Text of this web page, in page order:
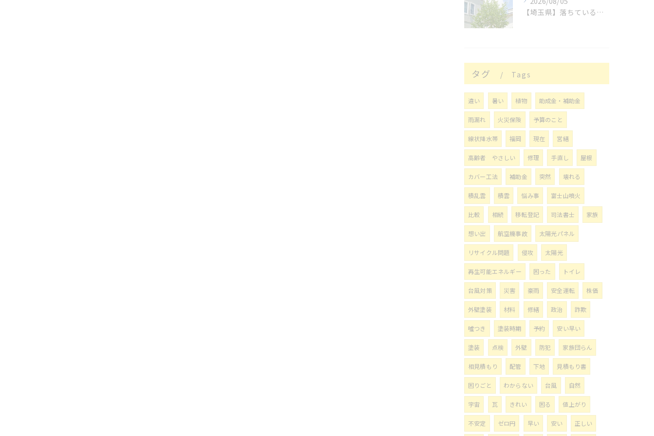
【埼玉県】落ちているもの
タグ Tags
違い 暑い 植物 助成金・補助金
雨漏れ 火災保険 予算のこと
線状降水帯 福岡 現在 営繕
高齢者 やさしい 修理 手直し 屋根
カバー工法 補助金 突然 壊れる
積乱雲 積雲 悩み事 富士山噴火
比較 相続 移転登記 司法書士 家族
想い出 航空機事故 太陽光パネル
リサイクル問題 侵攻 太陽光
再生可能エネルギー 困った トイレ
台風対策 災害 豪雨 安全運転 株価
外壁塗装 材料 修繕 政治 詐欺
噓つき 塗装時期 予約 安い早い
塗装 点検 外壁 防犯 家族団らん
相見積もり 配管 下地 見積もり書
困りごと わからない 台風 自然
宇宙 瓦 きれい 困る 値上がり
不安定 ゼロ円 早い 安い 正しい